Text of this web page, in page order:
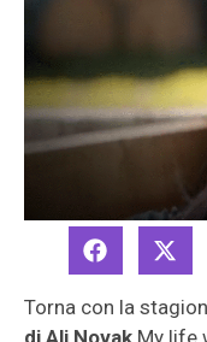
Torna con la
di Ali Novak My life